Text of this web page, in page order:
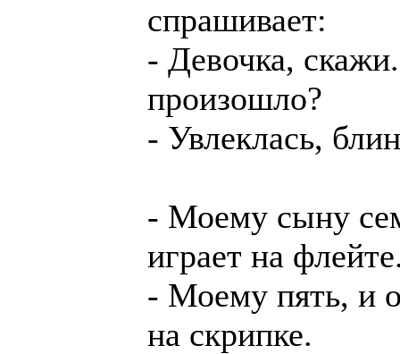
спрашивает:
- Девочка,
произошло?
- Увлеклась,
- Моему сыну
играет на
- Моему пять, и
на скрипке.